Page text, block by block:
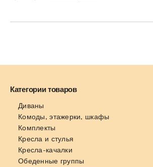
Категории товаров
Диваны
Комоды, этажерки, шкафы
Комплекты
Кресла и стулья
Кресла-качалки
Обеденные группы